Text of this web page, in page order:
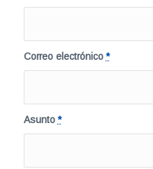
Correo electrónico*
Asunto*